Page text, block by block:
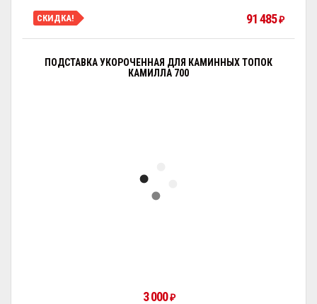
СКИДКА! 91 485₽
ПОДСТАВКА УКОРОЧЕННАЯ ДЛЯ КАМИННЫХ ТОПОК
КАМИЛЛА 700
3 000₽